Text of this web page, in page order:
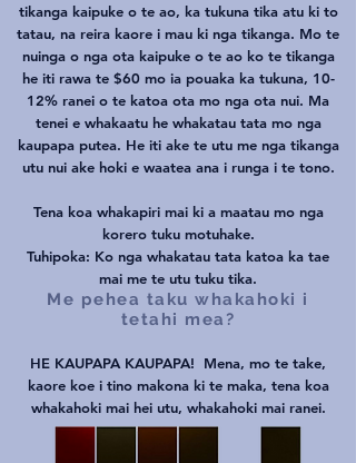
tikanga kaipuke o te ao, ka tukuna tika atu ki to
tatau, na reira kaore i mau ki nga tikanga. Mo te
nuinga o nga ota kaipuke o te ao ko te tikanga
he iti rawa te $60 mo ia pouaka ka tukuna, 10-
12% ranei o te katoa ota mo nga ota nui. Ma
tenei e whakaatu he whakatau tata mo nga
kaupapa putea. He iti ake te utu me nga tikanga
utu nui ake hoki e waatea ana i runga i te tono.
Tena koa whakapiri mai ki a maatau mo nga
korero tuku motuhake.
Tuhipoka: Ko nga whakatau tata katoa ka tae
mai me te utu tuku tika.
Me pehea taku whakahoki i
tetahi mea?
HE KAUPAPA KAUPAPA!
Mena, mo te take,
kaore koe i tino makona ki te maka, tena koa
whakahoki mai hei utu, whakahoki mai ranei.